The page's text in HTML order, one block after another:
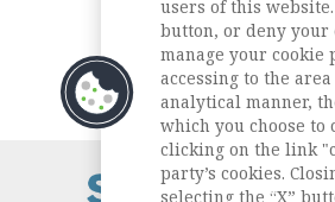
users of this
button, or deny your
manage your cookie
accessing to the
analytical manner,
which you choose
clicking on the link
party’s cookies.
selecting the “X”